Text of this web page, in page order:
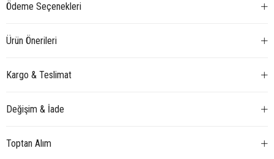
Ödeme Seçenekleri
Ürün Önerileri
Kargo & Teslimat
Değişim & İade
Toptan Alım